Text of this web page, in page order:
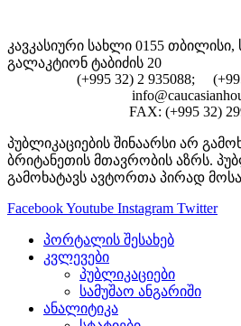
კავკასიური სახლი 0155
გალაკტიონ ტაბიძის 20
(+995 32) 2 935088;
FAX: (+995 32)
პუბლიკაციების შინაარსი არ
ბრიტანეთის მთავრობის აზრს.
გამოხატავს ავტორთა პირად
FacebookYoutube Instagram Twitter
პორტალის შესახებ
კვლევები
პუბლიკაციები
სამუშაო ანგარიში
ანალიტიკა